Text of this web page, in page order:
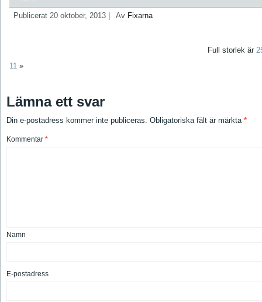
Publicerat 20 oktober, 2013 Av Fixarna
Full storlek är
11 »
Lämna ett svar
Din e-postadress kommer inte publiceras. Obligatoriska fält är märkta *
Kommentar *
Namn
E-postadress